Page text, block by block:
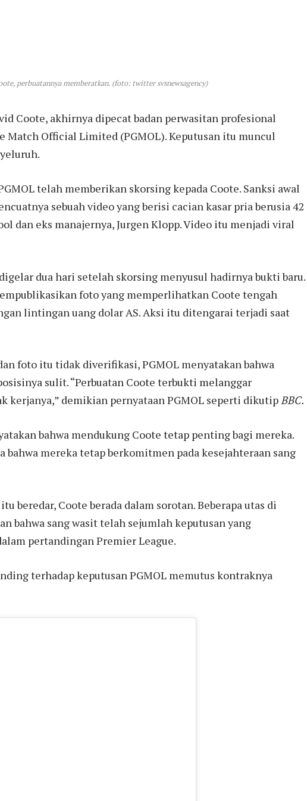
perbuatannya memberatkan. (foto: twitter svsnewsagency)
Coote, akhirnya dipecat badan perwasitan profesional
Match Official Limited (PGMOL). Keputusan itu muncul
telah memberikan skorsing kepada Coote. Sanksi awal
sebuah video yang berisi cacian kasar pria berusia 42
dan eks manajernya, Jurgen Klopp. Video itu menjadi viral
dua hari setelah skorsing menyusul hadirnya bukti baru.
foto yang memperlihatkan Coote tengah
lintingan uang dolar AS. Aksi itu ditengarai terjadi saat
foto itu tidak diverifikasi, PGMOL menyatakan bahwa
sulit. “Perbuatan Coote terbukti melanggar
kerjanya,” demikian pernyataan PGMOL seperti dikutipBBC.
bahwa mendukung Coote tetap penting bagi mereka.
bahwa mereka tetap berkomitmen pada kesejahteraan sang
beredar, Coote berada dalam sorotan. Beberapa utas di
bahwa sang wasit telah sejumlah keputusan yang
pertandingan Premier League.
terhadap keputusan PGMOL memutus kontraknya